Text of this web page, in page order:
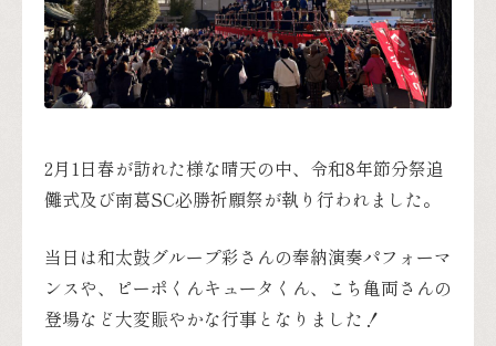
2月1日春が訪れた様な晴天の中、令和8年節分祭追
儺式及び南葛SC必勝祈願祭が執り行われました。
当日は和太鼓グループ彩さんの奉納演奏パフォーマ
ンスや、ピーポくんキュータくん、こち亀両さんの
登場など大変賑やかな行事となりました！